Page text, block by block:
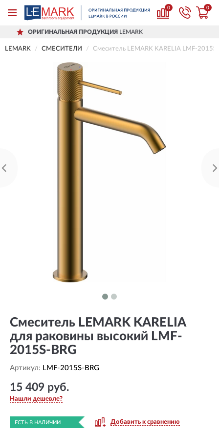
0 0
ПРОДУКЦИЯLEMARK
LEMARK СМЕСИТЕЛИ Смеситель LEMARK KARELIA LMF-
Смеситель LEMARK KARELIA
для раковины высокий LMF-
2015S-BRG
Артикул: LMF-2015S-BRG
15 409 руб.
Нашли дешевле?
ЕСТЬ В НАЛИЧИИ Добавить к сравнению